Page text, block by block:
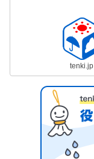
tenki.jp